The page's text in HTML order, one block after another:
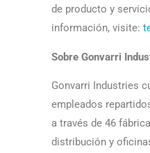
de producto y
información, visite:
Sobre Gonvarri
Gonvarri Industries
empleados
a través de 46
distribución y